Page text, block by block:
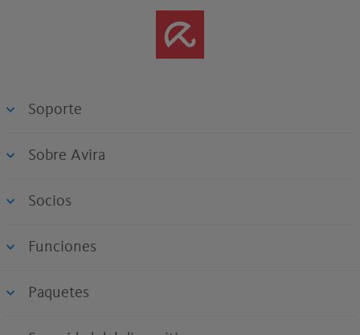
Soporte
Sobre Avira
Socios
Funciones
Paquetes